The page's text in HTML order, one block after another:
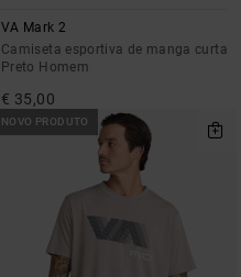
VA Mark 2
Camiseta esportiva de manga curta
Preto Homem
€ 35,00
NOVO PRODUTO